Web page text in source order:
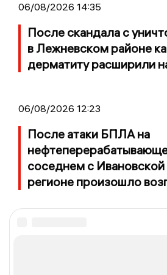
06/08/2026 14:35
После скандала с
в Лежневском районе
дерматиту расширили
06/08/2026 12:23
После атаки БПЛА на
соседнем с
регионе произошло